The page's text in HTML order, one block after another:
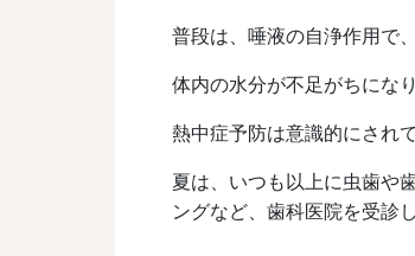
普段は、唾液の自浄作用で
体内の水分が不足がちにな
熱中症予防は意識的にされ
夏は、 いつも以上に虫歯や
ングなど、歯科医院を受診